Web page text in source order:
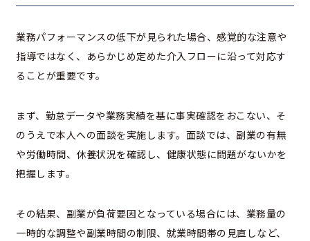
業務パフォーマンスの低下が見られた場合、感覚的な注意や
指導ではなく、あらかじめ定めた介入フローに沿って対応す
ることが重要です。
まず、勤怠データや業務実績を基に事実確認をおこない、そ
のうえで本人への面談を実施します。面談では、副業の有無
や労働時間、休養状況を確認し、健康状態に問題がないかを
把握します。
その結果、副業が負荷要因となっている場合には、業務量の
一時的な調整や副業時間の制限、就業時間帯の見直しなど、